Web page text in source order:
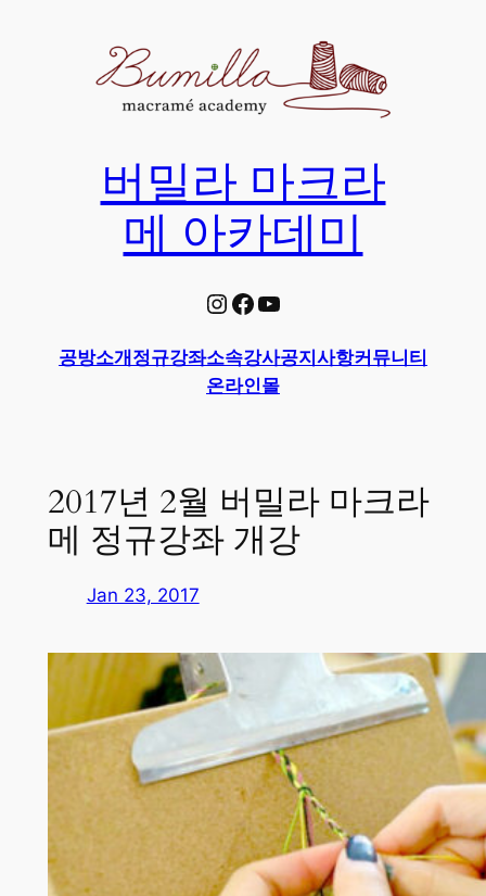
버밀라 마크라
메 아카데미
Instagram
Facebook
YouTube
공방소개정규강좌소속강사공지사항커뮤니티
온라인몰
2017년 2월 버밀라 마크라
메 정규강좌 개강
Jan 23, 2017